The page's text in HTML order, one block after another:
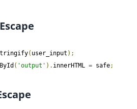
( user_input );
( 'output' ). innerHTML = safe;